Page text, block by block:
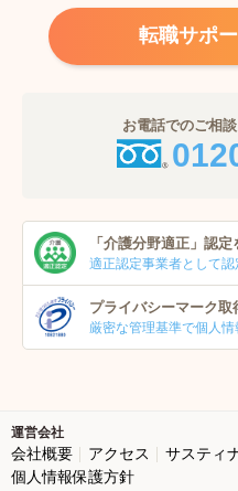
転職サポ
お電話でのご相
「介護分野適正」 認定
適正認定事業者として認
プライバシーマーク取
厳密な管理基準で個人情
運営会社
会社概要 アクセス サスティ
個人情報保護方針